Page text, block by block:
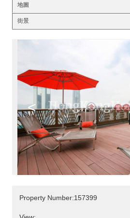
地圖
街景
<
Property Number:157399